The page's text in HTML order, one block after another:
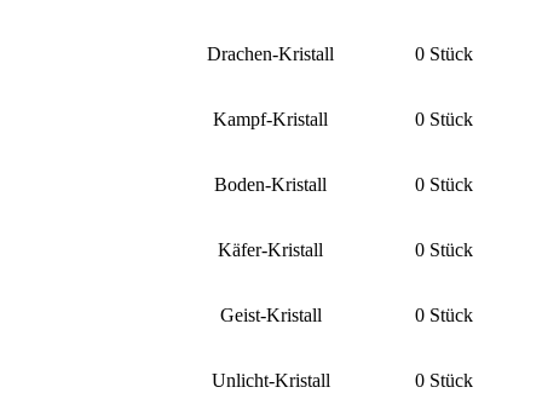
Drachen-Kristall 0 Stück
Kampf-Kristall 0 Stück
Boden-Kristall 0 Stück
Käfer-Kristall 0 Stück
Geist-Kristall 0 Stück
Unlicht-Kristall 0 Stück